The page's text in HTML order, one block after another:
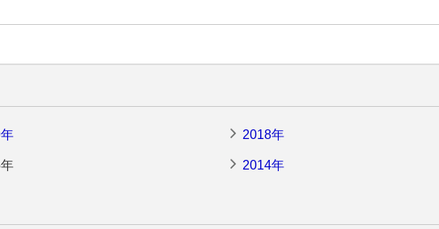
2018年
2014年